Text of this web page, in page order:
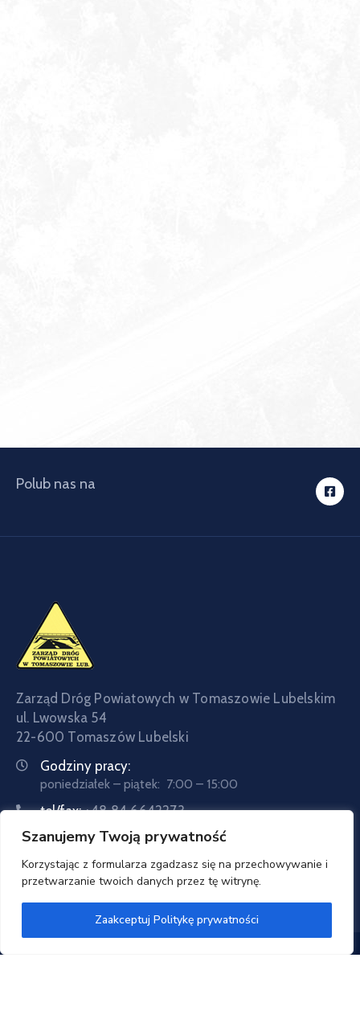
Szanujemy Twoją prywatność
Korzystając z formularza zgadzasz się na przechowywanie i
przetwarzanie twoich danych przez tę witrynę.
Zaakceptuj Politykę prywatności
Polub nas na
Zarząd Dróg Powiatowych w Tomaszowie Lubelskim
ul. Lwowska 54
22-600 Tomaszów Lubelski
Godziny pracy:
poniedziałek – piątek: 7:00 – 15:00
tel/fax:+48 84 6642273
tel:+48 84 6642057
Email:sekretariat@zdptomaszow.pl